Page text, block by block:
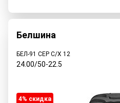
Белшина
БЕЛ-91 СЕР С/Х 12
24.00/50-22.5
4% cкидка